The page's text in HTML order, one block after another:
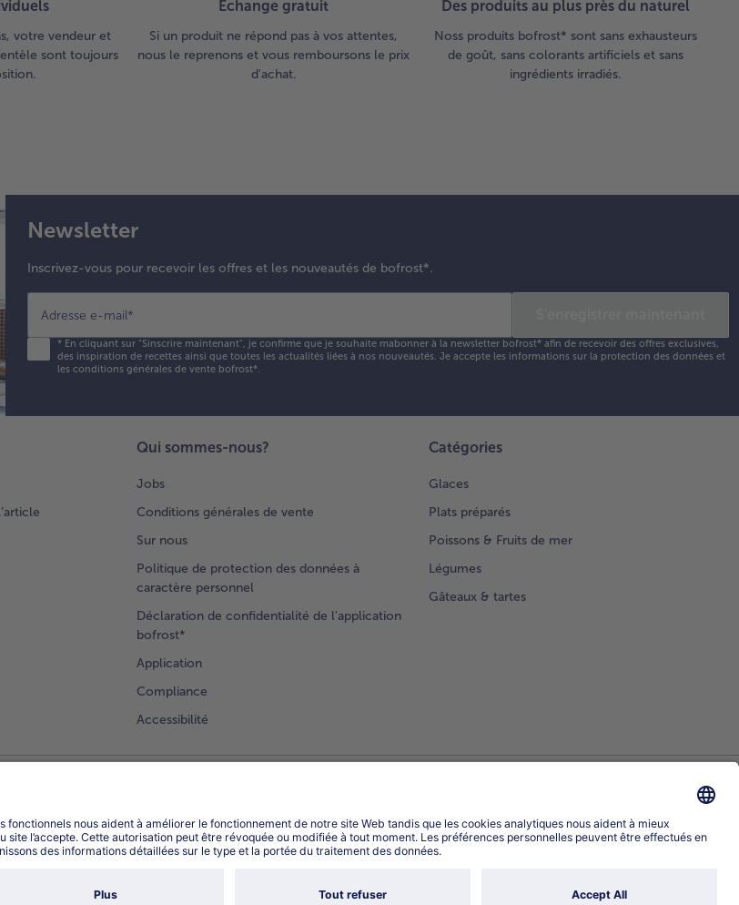
votre vendeur et
sont toujours
Échange gratuit
Si un produit ne répond pas à vos attentes,
nous le reprenons et vous remboursons le prix
d'achat.
Des produits au plus près du naturel
Noss produits bofrost* sont sans exhausteurs
de goût, sans colorants artificiels et sans
ingrédients irradiés.
Newsletter
Inscrivez-vous pour recevoir les offres et les nouveautés de bofrost*.
Adresse e-mail*
*En cliquant sur "Sinscrire maintenant", je confirme que je souhaite mabonner à la newsletter bofrost* afin de recevoir des offres exclusives,
des inspiration de recettes ainsi que toutes les actualités liées à nos nouveautés. Je accepte les informations sur la protection des données et
les conditions générales de vente bofrost*.
Qui sommes-nous?
Jobs
Conditions générales de vente
Sur nous
Politique de protection des données à
caractère personnel
Déclaration de confidentialité de l'application
bofrost*
Application
Compliance
Accessibilité
Catégories
Glaces
Plats préparés
Poissons & Fruits de mer
Légumes
Gâteaux & tartes